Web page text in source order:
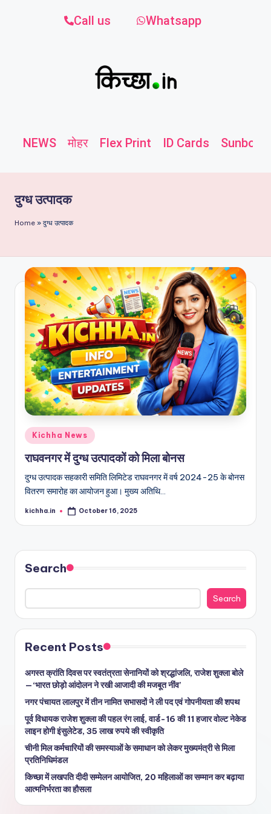
Call us Whatsapp
NEWS मोहर Flex Print ID Cards
दुग्ध उत्पादक
Home » दुग्ध उत्पादक
Kichha News
राघवनगर में दुग्ध उत्पादकों को मिला बोनस
दुग्ध उत्पादक सहकारी समिति लिमिटेड राघवनगर में वर्ष 2024-25 के बोनस
वितरण समारोह का आयोजन हुआ। मुख्य अतिथि…
kichha.in October 16, 2025
Search
Search
Recent Posts
अगस्त क्रांति दिवस पर स्वतंत्रता सेनानियों को श्रद्धांजलि, राजेश शुक्ला बोले
—‘भारत छोड़ो आंदोलन ने रखी आजादी की मजबूत नींव’
नगर पंचायत लालपुर में तीन नामित सभासदों ने ली पद एवं गोपनीयता की शपथ
पूर्व विधायक राजेश शुक्ला की पहल रंग लाई, वार्ड-16 की 11 हजार वोल्ट नेकेड
लाइन होगी इंसुलेटेड, 35 लाख रुपये की स्वीकृति
चीनी मिल कर्मचारियों की समस्याओं के समाधान को लेकर मुख्यमंत्री से मिला
प्रतिनिधिमंडल
किच्छा में लखपति दीदी सम्मेलन आयोजित, 20 महिलाओं का सम्मान कर बढ़ाया
आत्मनिर्भरता का हौसला